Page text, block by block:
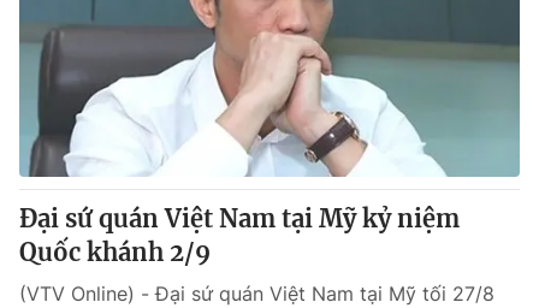
Đại sứ quán Việt Nam tại Mỹ kỷ niệm
Quốc khánh 2/9
(VTV Online) - Đại sứ quán Việt Nam tại Mỹ tối 27/8